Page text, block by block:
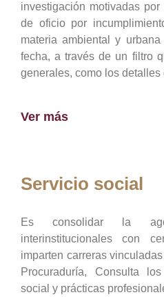
investigación motivadas
de oficio por
materia ambiental y
fecha, a través de un filtro
generales, como los
Ver más
Servicio social
Es consolidar la
interinstitucionales con
imparten carreras
Procuraduría, Consulta
social y prácticas